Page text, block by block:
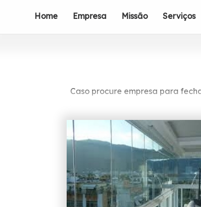
Home Empresa Missão Serviços
Caso procure empresa para
Equipe